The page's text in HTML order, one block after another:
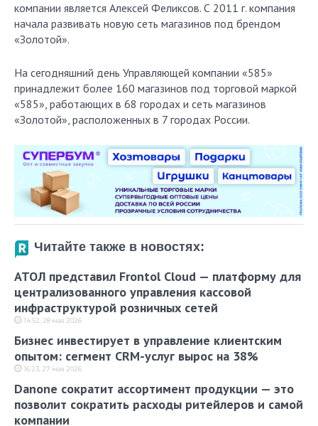
компании является Алексей Феликсов. С 2011 г. компания
начала развивать новую сеть магазинов под брендом
«Золотой».
На сегодняшний день Управляющей компании «585»
принадлежит более 160 магазинов под торговой маркой
«585», работающих в 68 городах и сеть магазинов
«Золотой», расположенных в 7 городах России.
Читайте также в новостях:
АТОЛ представил Frontol Cloud — платформу для
централизованного управления кассовой
инфраструктурой розничных сетей
14:52, 28 мая 2026
Бизнес инвестирует в управление клиентским
опытом: сегмент CRM-услуг вырос на 38%
16:23, 27 мая 2026
Danone сократит ассортимент продукции — это
позволит сократить расходы ритейлеров и самой
компании